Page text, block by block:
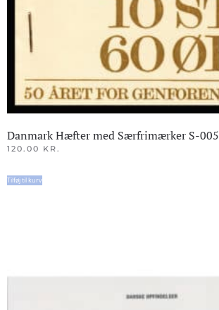
Danmark Hæfter med Særfrimærker S-005
120.00 KR.
Tilføj til kurv